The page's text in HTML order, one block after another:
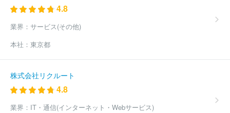
4.8
業界： サービス(その他)
本社： 東京都
株式会社リクルート
4.8
業界： IT・通信(インターネット・Webサービス)